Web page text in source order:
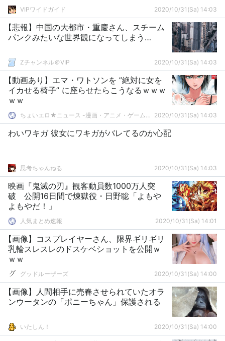
VIPワイドガイド 2020/10/31(Sa) 14:03
【悲報】中国の大都市・重慶さん、スチーム
パンクみたいな世界観になってしまう…
Zチャンネル＠VIP 2020/10/31(Sa) 14:03
【動画あり】エマ・ワトソンを ”絶対に女を
イカせる椅子” に座らせたらこうなるｗｗｗ
ｗｗ
ちょいエロ★ニュース -漫画・アニメ・ゲームまとめ- 2020/10/31(Sa) 14:03
わいワキガ 彼女にワキガがバレてるのか心配
思考ちゃんねる 2020/10/31(Sa) 14:03
映画『鬼滅の刃』観客動員数1000万人突
破 公開16日間で煉獄役・日野聡「よもや
よもやだ！」
人気まとめ速報 2020/10/31(Sa) 14:01
【画像】コスプレイヤーさん、限界ギリギリ
乳輪スレスレのドスケベショットを公開ｗ
ｗｗ
グッドルーザーズ 2020/10/31(Sa) 14:00
【画像】人間相手に売春させられていたオラ
ンウータンの「ポニーちゃん」保護される
いたしん！ 2020/10/31(Sa) 14:00